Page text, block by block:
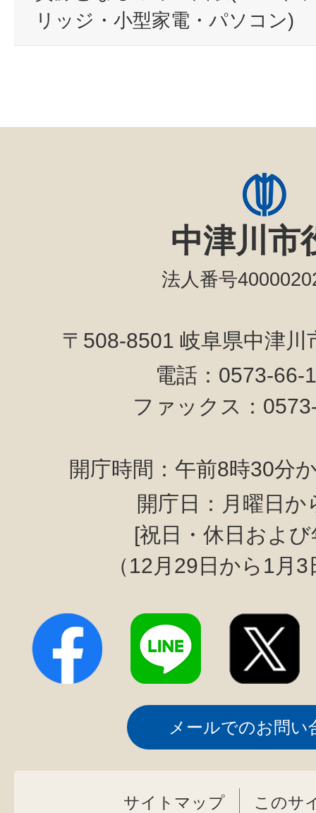
リッジ・小型家電・パソコン)
中津川市
法人番号
〒508-8501 岐阜県中津
電話：0573-
ファックス：
開庁時間：午前8時30分
開庁日：月曜日か
[祝日・休日およ
（12月29日から1月
メールでのお問い
サイトマップ このサ